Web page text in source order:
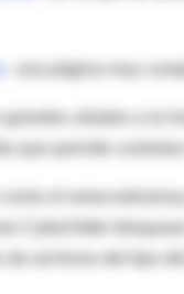
una página muy
el
CyberSitter